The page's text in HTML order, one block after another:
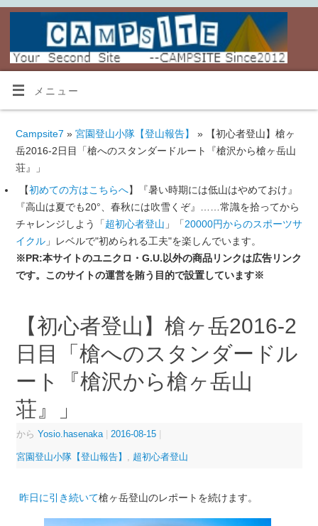
メニュー
Campsite7 » 宮園登山小隊【登山報告】
» 【初心者登山】槍ヶ
岳2016-2日目「槍へのスタンダードルート『槍沢から槍ヶ岳山
荘』」
【初めての方はこちらへ】『暑い時期には低山はやめておけ』
『高山は夏でも20°、春秋には吹雪くぞ』……常識を拾ってから
チャレンジしよう「超初心者登山 」「20000円からのスポーツサ
イクル」レベルで"初められる工夫"を楽しんでいます。
※PR:本サイトのユニクロ・G.U.以外の商品リンクは広告リンク
です。このサイトの運営を賄う目的で設置しています※
【初心者登山】槍ヶ岳2016-2
日目「槍へのスタンダードル
ート『槍沢から槍ヶ岳山
荘』」
から Yosio.hasenaka 2016-08-15
宮園登山小隊【登山報告】 超初心者登山
昨日に引き続いて槍ヶ岳登山のレポートを続けます。